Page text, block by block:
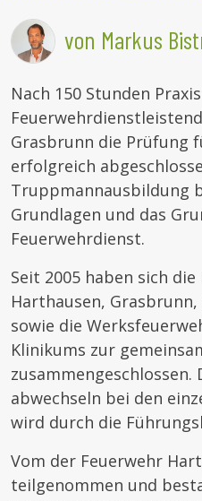
von Markus
Nach 150 Stunden
Grasbrunn die Prüfung
erfolgreich
Truppmannausbildung
Grundlagen und das
Feuerwehrdienst.
Seit 2005 haben sich
Harthausen,
sowie die
Klinikums zur
abwechseln bei den
wird durch die
Vom der Feuerwehr
teilgenommen und